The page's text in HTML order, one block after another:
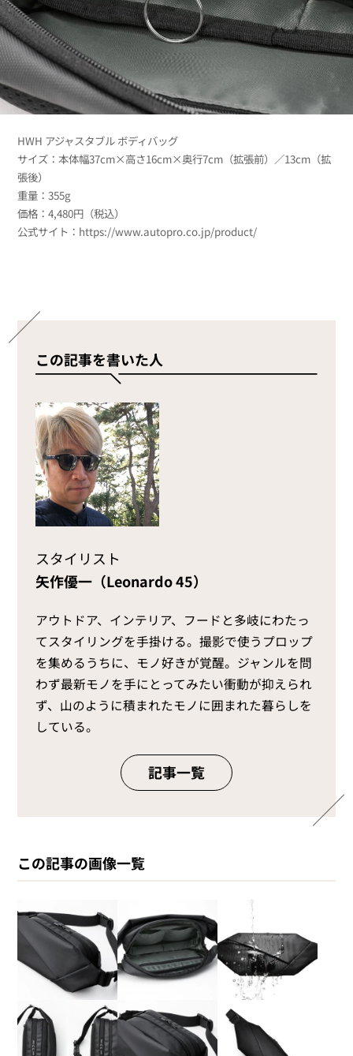
HWH アジャスタブル ボディバッグ
サイズ：本体幅37cm×高さ16cm×奥行7cm（拡張前）／13cm（拡
張後）
重量：355g
価格：4,480円（税込）
公式サイト：https://www.autopro.co.jp/product/
この記事を書いた人
スタイリスト
矢作優一（Leonardo 45）
アウトドア、インテリア、フードと多岐にわたっ
てスタイリングを手掛ける。撮影で使うプロップ
を集めるうちに、モノ好きが覚醒。ジャンルを問
わず最新モノを手にとってみたい衝動が抑えられ
ず、山のように積まれたモノに囲まれた暮らしを
している。
記事一覧
この記事の画像一覧